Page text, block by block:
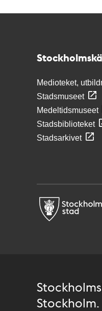
Medioteket,
Stadsmuseet
Medeltidsmuseet
Stadsbiblioteket
Stadsarkivet